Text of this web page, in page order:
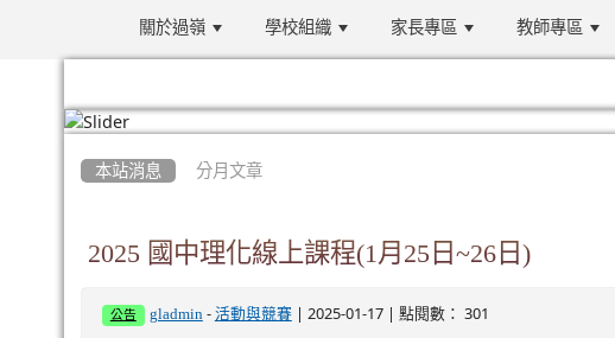
關於過嶺 學校組織 家長專區 教師專區
本站消息 分月文章
2025 國中理化線上課程(1月25日~26日)
公告 gladmin- 活動與競賽| 2025-01-17 | 點閱數： 301